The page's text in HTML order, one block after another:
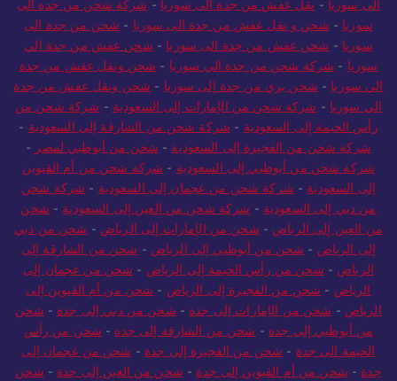
الى سوريا-نقل عفش من جدة الى سوريا -شركة شحن من جدة الى
سوريا-شحن و نقل عفش من جدة الى سوريا- شحن من جدة الى
سوريا-شحن عفش من جدة الى سوريا-شحن عفش من جدة الي
سوريا-شركة شحن من جدة الي سوريا-شحن ونقل عفش من جدة
الي سوريا-شحن بري من جدة إلى سوريا- شحن ونقل عفش من جدة
الي سوريا -شركة شحن من الإمارات إلى السعودية-شركة شحن من
رأس الخيمة إلى السعودية- شركة شحن من الشارقة إلى السعودية-
شركة شحن من الفجيرة إلى السعودية-شحن من أبوظبي لمصر-
شركة شحن من أبوظبي إلى السعودية- شركة شحن من أم القيوين
إلى السعودية-شركة شحن من عجمان إلى السعودية- شركة شحن
من دبي إلى السعودية -شركة شحن من العين إلى السعودية-شحن
من العين إلى الرياض -شحن من الإمارات إلى الرياض -شحن من دبي
إلى الرياض -شحن من أبوظبي إلى الرياض -شحن من الشارقة إلى
الرياض -شحن من رأس الخيمة إلى الرياض -شحن من عجمان إلى
الرياض -شحن من الفجيرة إلى الرياض -شحن من أم القيوين إلى
الرياض -شحن من الإمارات إلى جدة-شحن من دبي إلى جدة-شحن
من أبوظبي إلى جدة -شحن من الشارقة إلى جدة- شحن من رأس
الخيمة الى جدة-شحن من الفجيرة إلى جدة-شحن من عجمان إلى
جدة-شحن من أم القيوين إلى جدة-شحن من العين إلى جدة-شحن